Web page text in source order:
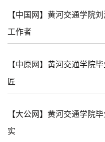
【中国网】黄河交通学院
工作者
【中原网】黄河交通学院
匠
【大公网】黄河交通学院
实